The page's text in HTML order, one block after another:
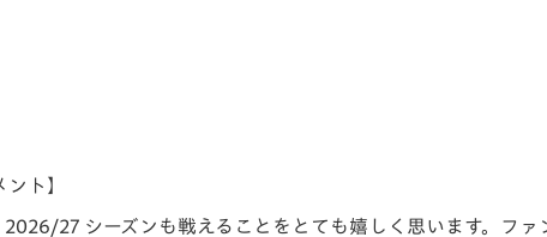
ト】
2026/27 シーズンも戦えることをとても嬉しく思います。フ